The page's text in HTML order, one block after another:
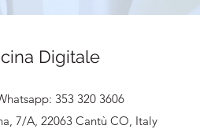
Digitale
353 320 3606
7/A, 22063 Cantù CO, Italy